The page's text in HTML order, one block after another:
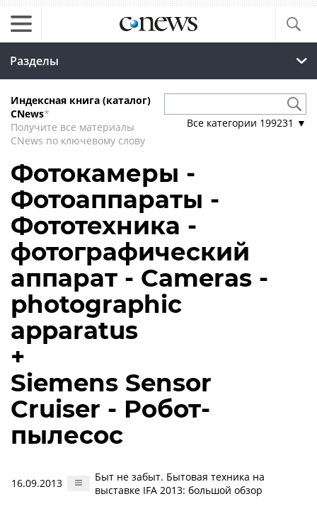
Разделы
Индексная книга (каталог)
CNews*
Получите все материалы
CNews по ключевому слову
Все категории 199231 ▼
Фотокамеры -
Фотоаппараты -
Фототехника -
фотографический
аппарат - Cameras -
photographic
apparatus
+
Siemens Sensor
Cruiser - Робот-
пылесос
16.09.2013
Быт не забыт. Бытовая техника на
выставке IFA 2013: большой обзор